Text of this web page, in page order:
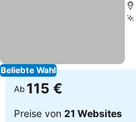
Beliebte Wahl
Ab 115 €
Preise von 21 Websites